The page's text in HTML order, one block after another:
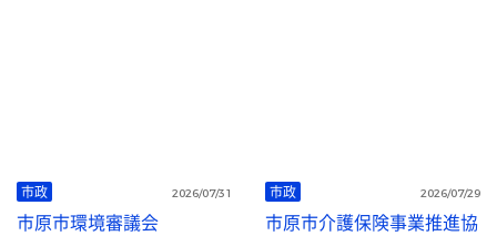
市政 2026/07/31
市原市環境審議会
市政 2026/07/29
市原市介護保険事業推進協